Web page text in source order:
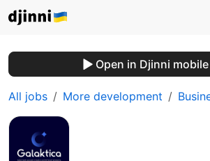
Open in Djinni
All jobs More development